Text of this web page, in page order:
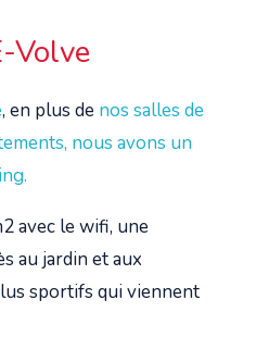
Volve
, en plus de nos salles de
nous avons un
avec le wifi, une
au jardin et aux
sportifs qui viennent